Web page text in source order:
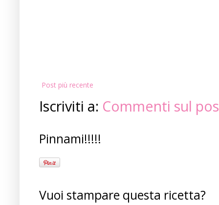
Post più recente
Iscriviti a: Commenti sul
Pinnami!!!!!
Vuoi stampare questa ricetta?